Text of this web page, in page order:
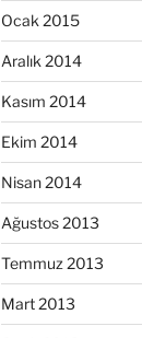
Ocak 2015
Aralık 2014
Kasım 2014
Ekim 2014
Nisan 2014
Ağustos 2013
Temmuz 2013
Mart 2013